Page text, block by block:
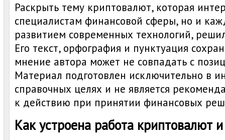
Раскрыть тему криптовалют, которая
специалистам финансовой сферы, но и
развитием современных технологий,
Его текст, орфография и пунктуация
мнение автора может не совпадать с
Материал подготовлен исключительно в
справочных целях и не является
к действию при принятии финансовых
Как устроена работа криптовалют